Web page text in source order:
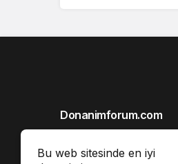
Bu web sitesinde en iyi
Donanimforum.com
Gizlilik İlkeleri